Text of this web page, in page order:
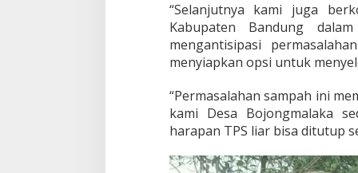
“Selanjutnya kami juga
Kabupaten Bandung
mengantisipasi
menyiapkan opsi untuk
“Permasalahan sampah ini
kami Desa Bojongmalaka
harapan TPS liar bisa ditutup